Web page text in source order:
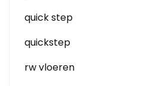
quick step
quickstep
rw vloeren